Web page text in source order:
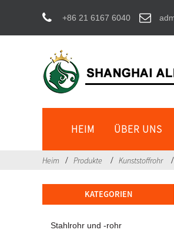
+86 21 6167 6040
HEIM ÜBER UNS
Heim Produkte Kunststoffrohr
KATEGORIEN
Stahlrohr und -rohr